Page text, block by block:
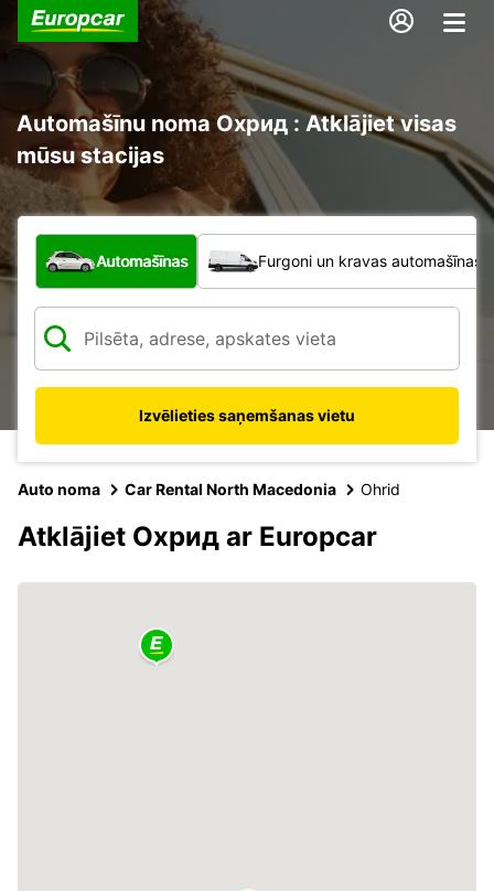
Automašīnu noma Охрид : Atklājiet visas
mūsu stacijas
Kāda veida transportlīdzeklis?
Automašīnas Furgoni un kravas automašīnas
Izvēlieties saņemšanas vietu
Auto noma Car Rental North Macedonia Ohrid
Atklājiet Охрид ar Europcar